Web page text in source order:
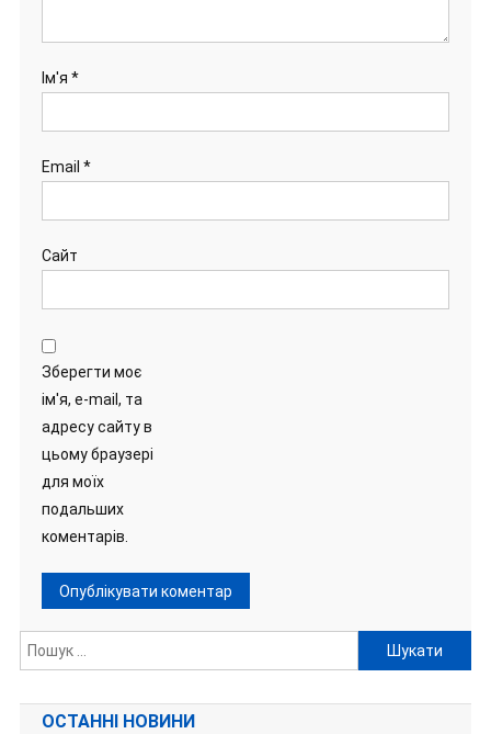
Ім'я *
Email *
Сайт
Зберегти моє
ім'я, e-mail, та
адресу сайту в
цьому браузері
для моїх
подальших
коментарів.
Пошук:
ОСТАННІ НОВИНИ